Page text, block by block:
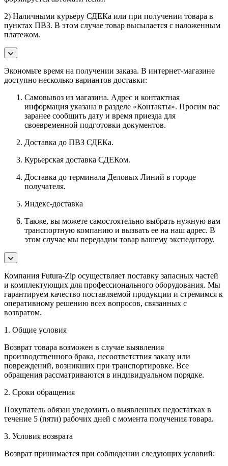
2) Наличными курьеру СДЕКа или при получении товара в
пунктах ПВЗ. В этом случае товар высылается с наложенным
платежом.
Экономьте время на получении заказа. В интернет-магазине
доступно несколько вариантов доставки:
Самовывоз из магазина. Адрес и контактная
информация указана в разделе «Контакты». Просим вас
заранее сообщить дату и время приезда для
своевременной подготовки документов.
Доставка до ПВЗ СДЕКа.
Курьерская доставка СДЕКом.
Доставка до терминала Деловых Линий в городе
получателя.
Яндекс-доставка
Также, вы можете самостоятельно выбрать нужную вам
транспортную компанию и вызвать ее на наш адрес. В
этом случае мы передадим товар вашему экспедитору.
Компания Futura-Zip осуществляет поставку запасных частей
и комплектующих для профессионального оборудования. Мы
гарантируем качество поставляемой продукции и стремимся к
оперативному решению всех вопросов, связанных с
возвратом.
1. Общие условия
Возврат товара возможен в случае выявления
производственного брака, несоответствия заказу или
повреждений, возникших при транспортировке. Все
обращения рассматриваются в индивидуальном порядке.
2. Сроки обращения
Покупатель обязан уведомить о выявленных недостатках в
течение 5 (пяти) рабочих дней с момента получения товара.
3. Условия возврата
Возврат принимается при соблюдении следующих условий: